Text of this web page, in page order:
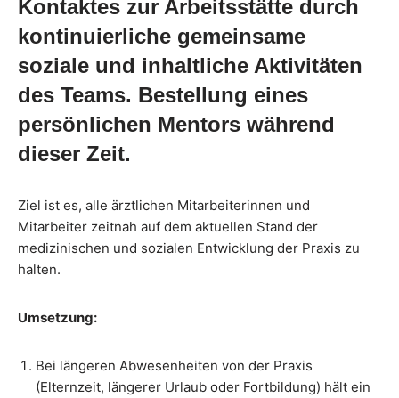
Kontaktes zur Arbeitsstätte durch
kontinuierliche gemeinsame
soziale und inhaltliche Aktivitäten
des Teams. Bestellung eines
persönlichen Mentors während
dieser Zeit.
Ziel ist es, alle ärztlichen Mitarbeiterinnen und
Mitarbeiter zeitnah auf dem aktuellen Stand der
medizinischen und sozialen Entwicklung der Praxis zu
halten.
Umsetzung:
Bei längeren Abwesenheiten von der Praxis
(Elternzeit, längerer Urlaub oder Fortbildung) hält ein